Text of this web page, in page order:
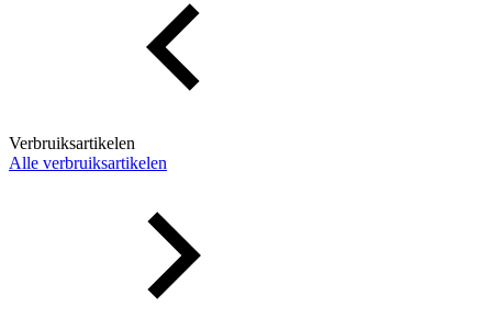
Verbruiksartikelen
Alle verbruiksartikelen